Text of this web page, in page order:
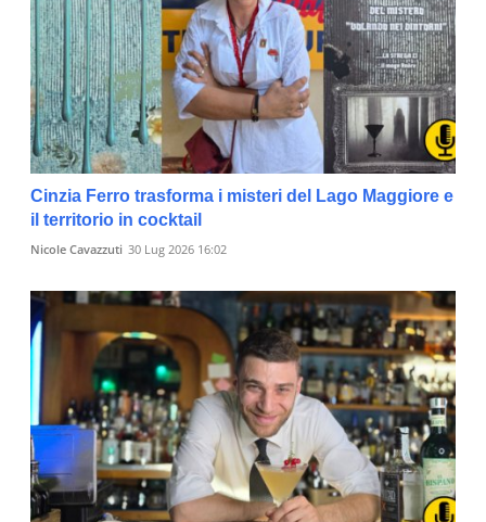
Cinzia Ferro trasforma i misteri del Lago Maggiore e
il territorio in cocktail
Nicole Cavazzuti 30 Lug 2026 16:02